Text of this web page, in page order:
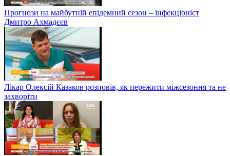
Прогнози на майбутній епідемний сезон – інфекціоніст
Дмитро Ахмадєєв
Лікар Олексій Казаков розповів, як пережити міжсезоння та не
захворіти